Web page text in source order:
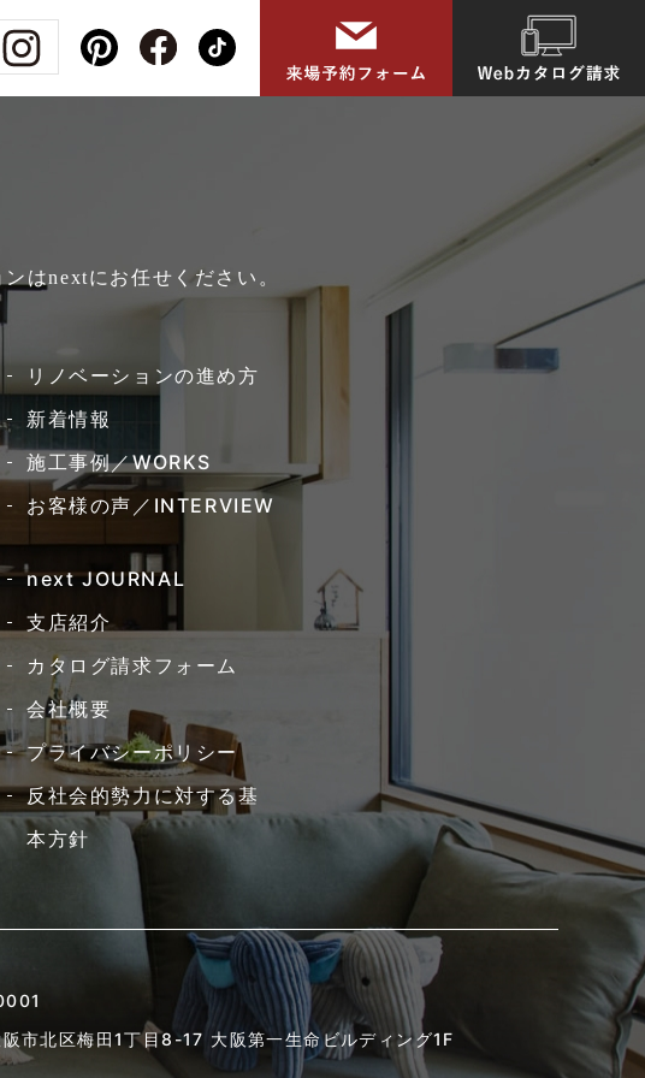
はnextにお任せください。
リノベーションの進め方
新着情報
施工事例／WORKS
お客様の声／INTERVIEW
next JOURNAL
支店紹介
カタログ請求フォーム
会社概要
プライバシーポリシー
反社会的勢力に対する基
本方針
阪市北区梅田1丁目8-17 大阪第一生命ビルディング1F